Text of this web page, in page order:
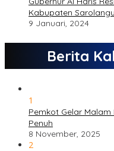
Kabupaten
9 Januari, 2024
Berita
1
Pemkot Gelar Malam
Penuh
8 November, 2025
2